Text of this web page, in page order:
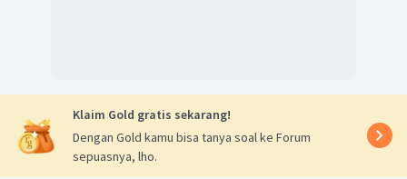
Klaim Gold gratis sekarang!
Dengan Gold kamu bisa tanya soal ke Forum
sepuasnya, lho.